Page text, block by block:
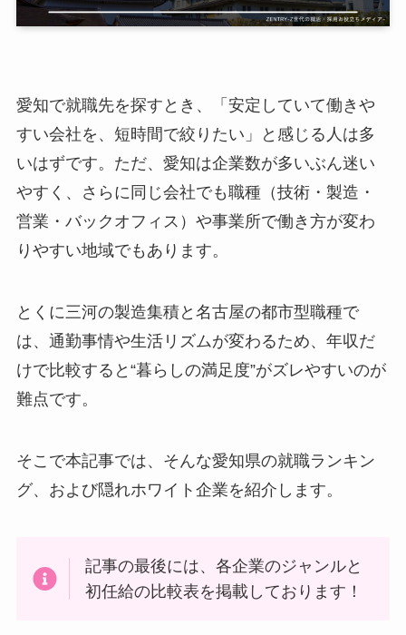
愛知で就職先を探すとき、「安定していて働きや
すい会社を、短時間で絞りたい」と感じる人は多
いはずです。ただ、愛知は企業数が多いぶん迷い
やすく、さらに同じ会社でも職種（技術・製造・
営業・バックオフィス）や事業所で働き方が変わ
りやすい地域でもあります。
とくに三河の製造集積と名古屋の都市型職種で
は、通勤事情や生活リズムが変わるため、年収だ
けで比較すると“暮らしの満足度”がズレやすいのが
難点です。
そこで本記事では、そんな愛知県の就職ランキン
グ、および隠れホワイト企業を紹介します。
記事の最後には、各企業のジャンルと
初任給の比較表を掲載しております！